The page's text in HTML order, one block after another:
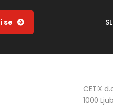
CETIX
1000